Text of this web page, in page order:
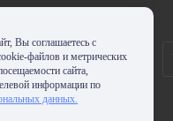
Вы соглашаетесь с
файлов и метрических
сайта,
информации по
данных.